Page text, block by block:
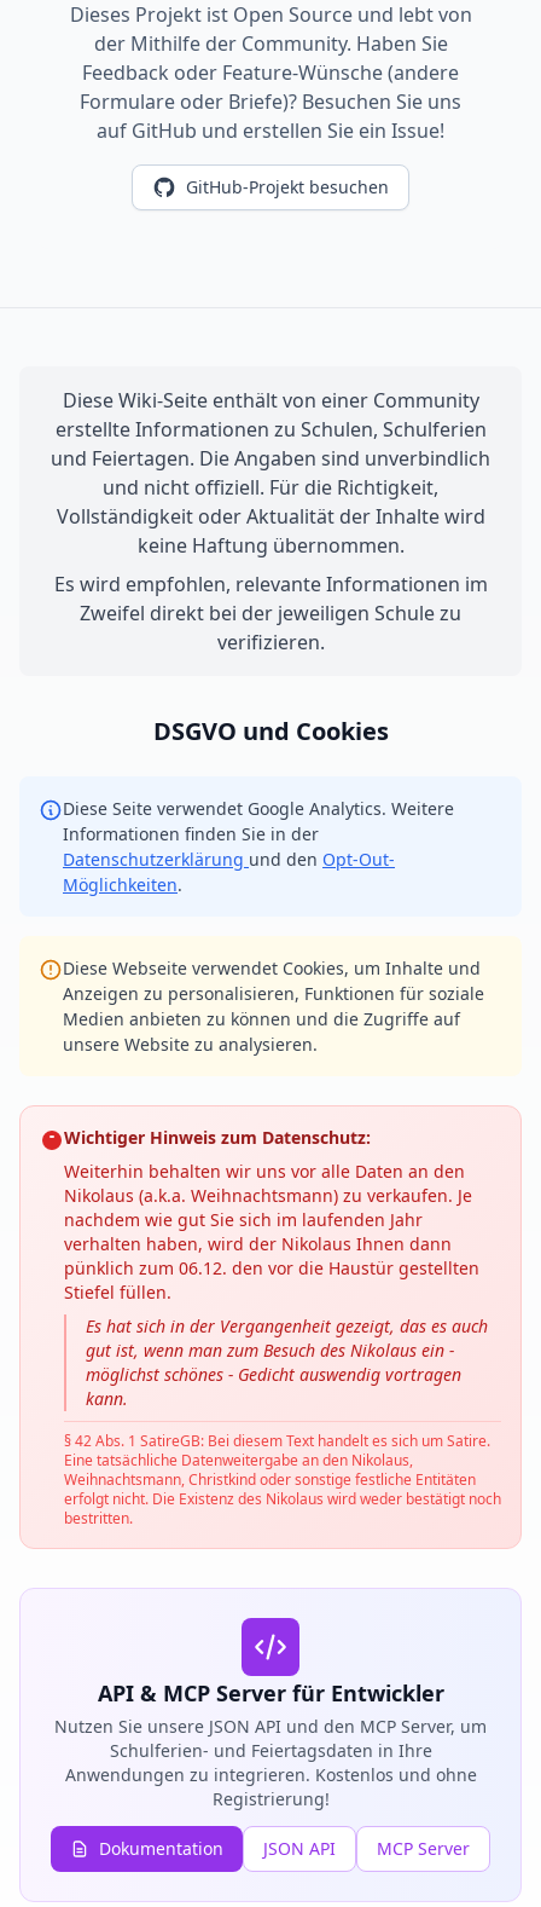
Dieses Projekt ist Open Source und lebt von
der Mithilfe der Community. Haben Sie
Feedback oder Feature-Wünsche (andere
Formulare oder Briefe)? Besuchen Sie uns
auf GitHub und erstellen Sie ein Issue!
GitHub-Projekt besuchen
Diese Wiki-Seite enthält von einer Community
erstellte Informationen zu Schulen, Schulferien
und Feiertagen. Die Angaben sind unverbindlich
und nicht offiziell. Für die Richtigkeit,
Vollständigkeit oder Aktualität der Inhalte wird
keine Haftung übernommen.
Es wird empfohlen, relevante Informationen im
Zweifel direkt bei der jeweiligen Schule zu
verifizieren.
DSGVO und Cookies
Diese Seite verwendet Google Analytics. Weitere
Informationen finden Sie in der
Datenschutzerklärung und den Opt-Out-
Möglichkeiten.
Diese Webseite verwendet Cookies, um Inhalte und
Anzeigen zu personalisieren, Funktionen für soziale
Medien anbieten zu können und die Zugriffe auf
unsere Website zu analysieren.
Wichtiger Hinweis zum Datenschutz:
Weiterhin behalten wir uns vor alle Daten an den
Nikolaus (a.k.a. Weihnachtsmann) zu verkaufen. Je
nachdem wie gut Sie sich im laufenden Jahr
verhalten haben, wird der Nikolaus Ihnen dann
pünklich zum 06.12. den vor die Haustür gestellten
Stiefel füllen.
Es hat sich in der Vergangenheit gezeigt, das es auch
gut ist, wenn man zum Besuch des Nikolaus ein -
möglichst schönes - Gedicht auswendig vortragen
kann.
§ 42 Abs. 1 SatireGB: Bei diesem Text handelt es sich um Satire.
Eine tatsächliche Datenweitergabe an den Nikolaus,
Weihnachtsmann, Christkind oder sonstige festliche Entitäten
erfolgt nicht. Die Existenz des Nikolaus wird weder bestätigt noch
bestritten.
API & MCP Server für Entwickler
Nutzen Sie unsere JSON API und den MCP Server, um
Schulferien- und Feiertagsdaten in Ihre
Anwendungen zu integrieren. Kostenlos und ohne
Registrierung!
Dokumentation JSON API MCP Server